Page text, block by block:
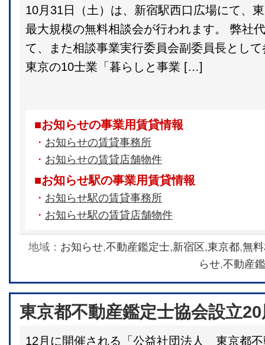
10月31日（土）は、新宿駅西口広場にて、
最大規模の無料相談会が行われます。 弊社
て、また相談事業実行委員会副委員長とし
東京の10士業「暮らしと事業 […]
■お知らせの事業用賃貸情報
・ お知らせの賃貸事務所
・ お知らせの賃貸店舗物件
■お知らせ駅の事業用賃貸情報
・ お知らせ駅の賃貸事務所
・ お知らせ駅の賃貸店舗物件
地域： お知らせ,不動産鑑定士,新宿区 ,東京都,無
らせ,不動産
東京都不動産鑑定士協会設立
12月に開催される「公益社団法人 東京都